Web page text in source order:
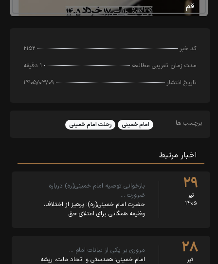
قم
کد خبر
۲۱۵۲
مدت زمان تقریبی مطالعه
۱ دقیقه
تاریخ انتشار
۱۴۰۵/۰۳/۰۹
برچسب ها امام خمینی رحلت امام خمینی
اخبار مرتبط
۲۹
تیر
۱۴۰۵
بازخوانی توصیه امام خمینی(ره) درباره
ضرورت …
حضرت امام خمینی(ره): پرهیز از اختلاف،
وظیفه همگانی برای اعتلای حق
۲۸
تیر
مروری بر یکی از بیانات امام …
امام خمینی: همدستی و اتحاد ملت، ریشه